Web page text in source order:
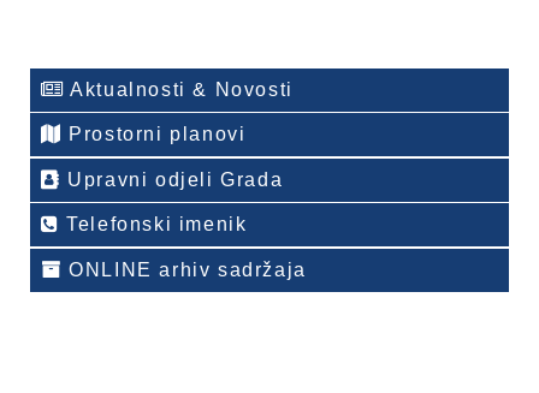
Aktualnosti & Novosti
Prostorni planovi
Upravni odjeli Grada
Telefonski imenik
ONLINE arhiv sadržaja